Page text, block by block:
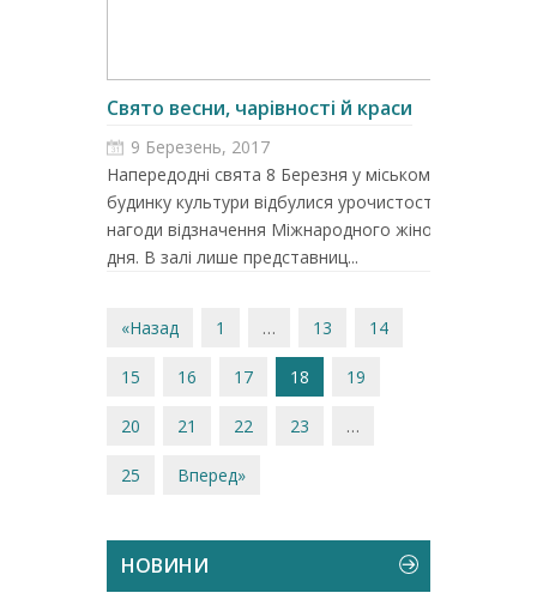
Свято весни, чарівності й краси
9 Березень, 2017
Напередодні свята 8 Березня у міському
будинку культури відбулися урочистості з
нагоди відзначення Міжнародного жіночого
дня. В залі лише представниц...
«Назад 1 … 13 14
15 16 17 18 19
20 21 22 23 …
25 Вперед»
НОВИНИ